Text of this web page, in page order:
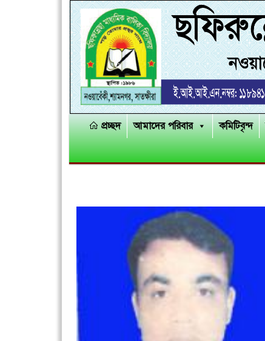
প্রচ্ছদ আমাদের পরিবার কমিটিবৃন্দ